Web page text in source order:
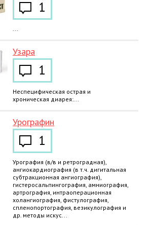
1
...
Узара
1
Неспецифическая острая и
хроническая диарея:...
Урографин
1
Урография (в/в и ретроградная),
ангиокардиография (в т.ч. дигитальная
субтракционная ангиография),
гистеросальпингография, амниография,
артрография, интраоперационная
холангиография, фистулография,
спленопортография, везикулография и
др. методы искус...